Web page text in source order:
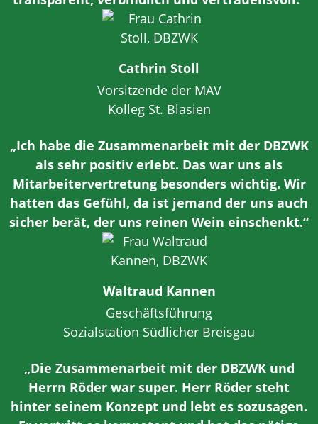
Cathrin Stoll
Vorsitzende der MAV
Kolleg St. Blasien
„Ich habe die Zusammenarbeit mit der DBZWK
als sehr positiv erlebt. Das war uns als
Mitarbeitervertretung besonders wichtig. Wir
hatten das Gefühl, da ist jemand der uns auch
sicher berät, der uns reinen Wein einschenkt.“
Waltraud Kannen
Geschäftsführung
Sozialstation Südlicher Breisgau
„Die Zusammenarbeit mit der DBZWK und
Herrn Röder war super. Herr Röder steht
hinter seinem Konzept und lebt es sozusagen.